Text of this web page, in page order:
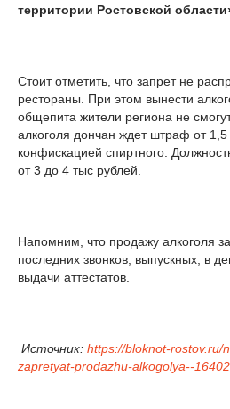
территории Ростовской
Стоит отметить, что запрет не
рестораны. При этом вынести
общепита жители региона не
алкоголя дончан ждет штраф от
конфискацией спиртного.
от 3 до 4 тыс рублей.
Напомним, что продажу алкоголя
последних звонков, выпускных, в
выдачи аттестатов.
Источник: https://bloknot-rostov.ru/
zapretyat-prodazhu-alkogolya--